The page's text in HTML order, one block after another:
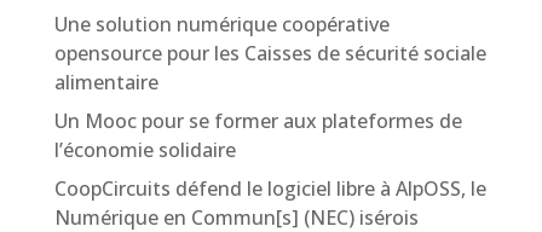
Une solution numérique coopérative
opensource pour les Caisses de sécurité sociale
alimentaire
Un Mooc pour se former aux plateformes de
l’économie solidaire
CoopCircuits défend le logiciel libre à AlpOSS, le
Numérique en Commun[s] (NEC) isérois